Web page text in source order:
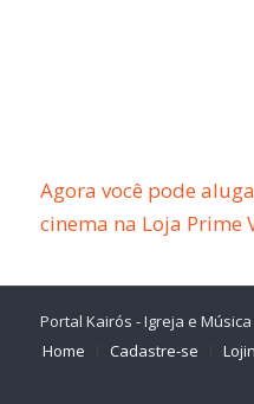
Agora você pode
cinema na Loja Prime
Portal Kairós - Igreja e Música
Home
Cadastre-se